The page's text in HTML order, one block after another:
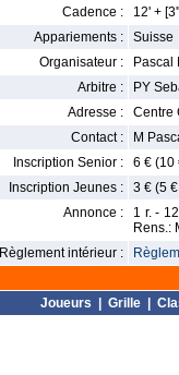
Cadence :
12' +
Appariements :
Suisse
Organisateur :
Pascal
Arbitre :
PY
Adresse :
Centre
Contact :
M
Inscription Senior :
6 € (10
Inscription Jeunes :
3 € (5
Annonce :
1 r. -
Rens.:
Règlement intérieur :
Joueurs Grille